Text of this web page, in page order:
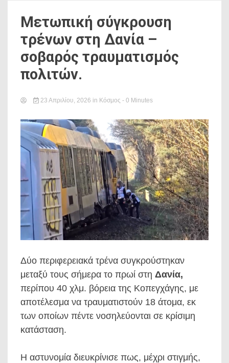
Μετωπική σύγκρουση
τρένων στη Δανία –
σοβαρός τραυματισμός
πολιτών.
23 Απριλίου, 2026 in Κόσμος - 0 Minutes
Δύο περιφερειακά τρένα συγκρούστηκαν
μεταξύ τους σήμερα το πρωί στη Δανία,
περίπου 40 χλμ. βόρεια της Κοπεγχάγης, με
αποτέλεσμα να τραυματιστούν 18 άτομα, εκ
των οποίων πέντε νοσηλεύονται σε κρίσιμη
κατάσταση.
Η αστυνομία διευκρίνισε πως, μέχρι στιγμής,